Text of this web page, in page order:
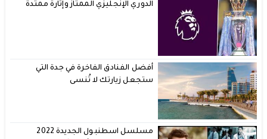
الدوري الإنجليزي الممتاز وإثارة ممتدة
أفضل الفنادق الفاخرة في جدة التي
ستجعل زيارتك لا تُنسى
مسلسل اسطنبول الجديدة 2022